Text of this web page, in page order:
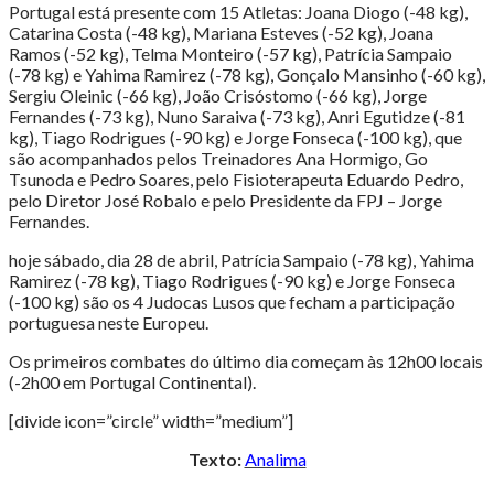
Portugal está presente com 15 Atletas: Joana Diogo (-48 kg),
Catarina Costa (-48 kg), Mariana Esteves (-52 kg), Joana
Ramos (-52 kg), Telma Monteiro (-57 kg), Patrícia Sampaio
(-78 kg) e Yahima Ramirez (-78 kg), Gonçalo Mansinho (-60 kg),
Sergiu Oleinic (-66 kg), João Crisóstomo (-66 kg), Jorge
Fernandes (-73 kg), Nuno Saraiva (-73 kg), Anri Egutidze (-81
kg), Tiago Rodrigues (-90 kg) e Jorge Fonseca (-100 kg), que
são acompanhados pelos Treinadores Ana Hormigo, Go
Tsunoda e Pedro Soares, pelo Fisioterapeuta Eduardo Pedro,
pelo Diretor José Robalo e pelo Presidente da FPJ – Jorge
Fernandes.
hoje sábado, dia 28 de abril, Patrícia Sampaio (-78 kg), Yahima
Ramirez (-78 kg), Tiago Rodrigues (-90 kg) e Jorge Fonseca
(-100 kg) são os 4 Judocas Lusos que fecham a participação
portuguesa neste Europeu.
Os primeiros combates do último dia começam às 12h00 locais
(-2h00 em Portugal Continental).
[divide icon=”circle” width=”medium”]
Texto:Analima